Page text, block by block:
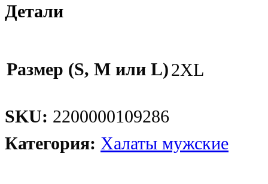
Детали
Размер (S, M или L)2XL
SKU: 2200000109286
Категория: Халаты мужские